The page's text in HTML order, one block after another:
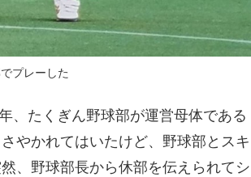
プレーした
、たくぎん野球部が運営母体である
やかれてはいたけど、野球部とスキ
、野球部長から休部を伝えられてシ